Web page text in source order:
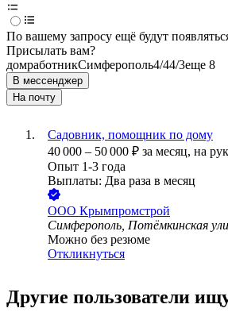
По вашему запросу ещё будут
Присылать вам?
домработникСимферополь4/44/3еще 8
В мессенджер
На почту
Садовник, помощник по дому
40 000 – 50 000 ₽ за месяц, на
Опыт 1-3 года
Выплаты: Два раза в месяц
ООО Крымпромстрой
Симферополь, Потёмкинская
Можно без резюме
Откликнуться
Другие пользователи